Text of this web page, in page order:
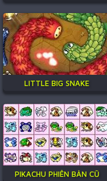
LITTLE BIG SNAKE
PIKACHU PHIÊN BẢN CŨ